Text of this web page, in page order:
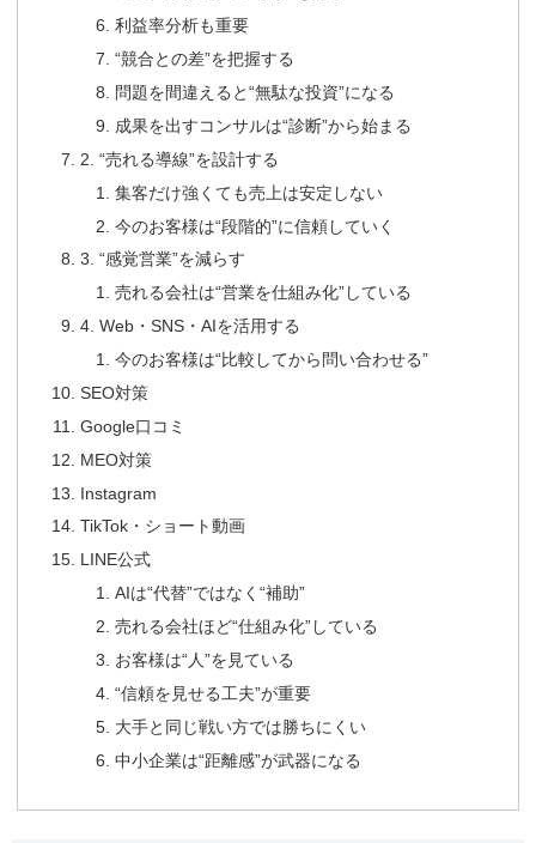
利益率分析も重要
“競合との差”を把握する
問題を間違えると“無駄な投資”になる
成果を出すコンサルは“診断”から始まる
2. “売れる導線”を設計する
集客だけ強くても売上は安定しない
今のお客様は“段階的”に信頼していく
3. “感覚営業”を減らす
売れる会社は“営業を仕組み化”している
4. Web・SNS・AIを活用する
今のお客様は“比較してから問い合わせる”
SEO対策
Google口コミ
MEO対策
Instagram
TikTok・ショート動画
LINE公式
AIは“代替”ではなく“補助”
売れる会社ほど“仕組み化”している
お客様は“人”を見ている
“信頼を見せる工夫”が重要
大手と同じ戦い方では勝ちにくい
中小企業は“距離感”が武器になる